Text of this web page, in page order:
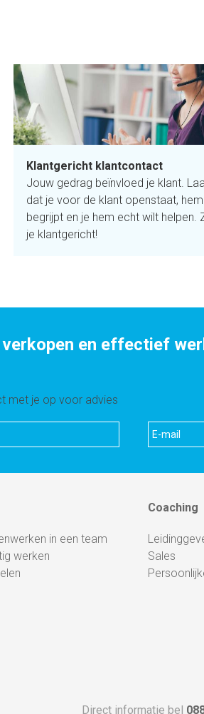
Klantgericht klantcontact
Jouw gedrag beïnvloed je klant.
dat je voor de klant openstaat, hem
begrijpt en je hem echt wilt helpen.
je klantgericht!
en effectief
met je op voor advies
in een team
werken
Coaching
Sales
Direct informatie bel